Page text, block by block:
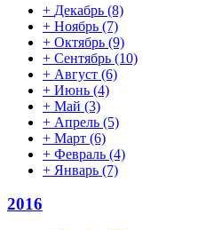
+ Декабрь (8)
+ Ноябрь (7)
+ Октябрь (9)
+ Сентябрь (10)
+ Август (6)
+ Июнь (4)
+ Май (3)
+ Апрель (5)
+ Март (6)
+ Февраль (4)
+ Январь (7)
2016